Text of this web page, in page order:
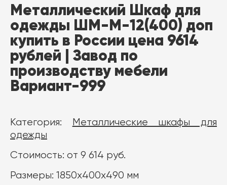
Металлический Шкаф для
одежды ШМ-М-12(400) доп
купить в России цена 9614
рублей | Завод по
производству мебели
Вариант-999
Категория:
Металлические шкафы для
одежды
Стоимость: от 9 614 руб.
Размеры: 1850х400х490 мм